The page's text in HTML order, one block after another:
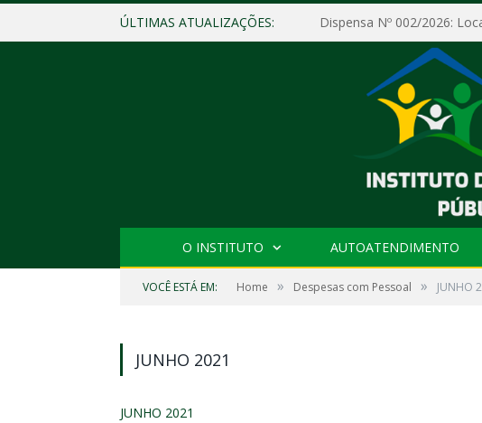
ÚLTIMAS ATUALIZAÇÕES:
O INSTITUTO AUTOATENDIMENTO
VOCÊ ESTÁ EM: Home » Despesas com Pessoal » JUNHO
JUNHO 2021
JUNHO 2021